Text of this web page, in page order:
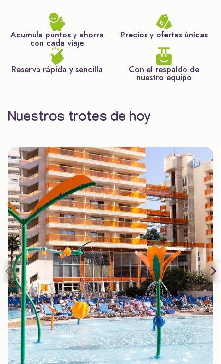
Acumula puntos y ahorra
con cada viaje
Precios y ofertas únicas
Reserva rápida y sencilla Con el respaldo de
nuestro equipo
Nuestros trotes de hoy